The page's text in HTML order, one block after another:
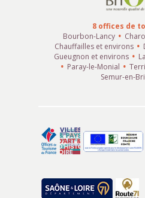
8 offices de
Bourbon-Lancy
Chauffailles et environs
Gueugnon et environs
Paray-le-Monial
Semur-en-